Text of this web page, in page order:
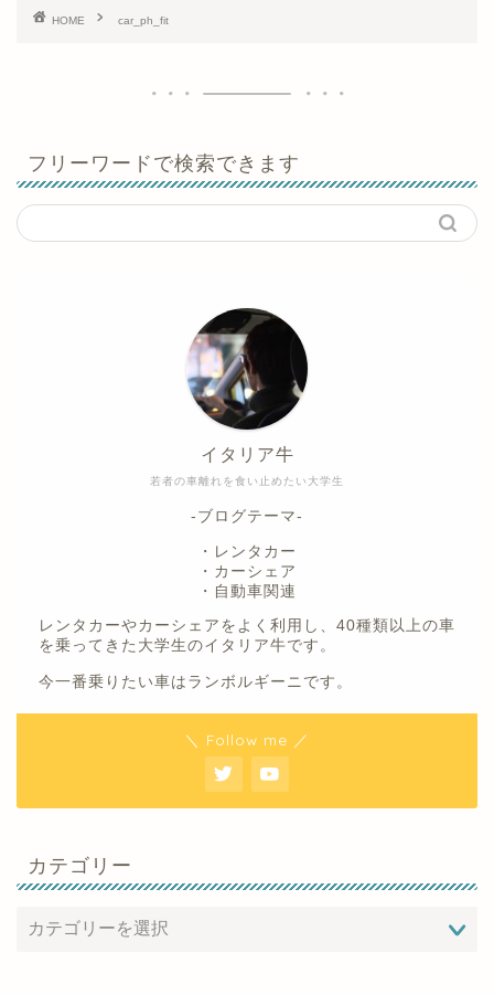
HOME car_ph_fit
フリーワードで検索できます
若者の車離れを食い止めたい大学生
イタリア牛
-ブログテーマ-
・レンタカー
・カーシェア
・自動車関連
レンタカーやカーシェアをよく利用し、40種類以上の車
を乗ってきた大学生のイタリア牛です。
今一番乗りたい車はランボルギーニです。
＼ Follow me ／
カテゴリー